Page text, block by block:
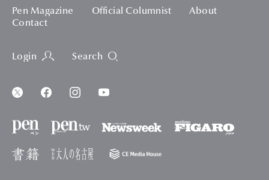
Pen Magazine Official Columnist
About
Contact
Login Search